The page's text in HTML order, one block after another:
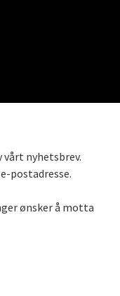
nyhetsbrev.
postadresse.
ønsker å motta